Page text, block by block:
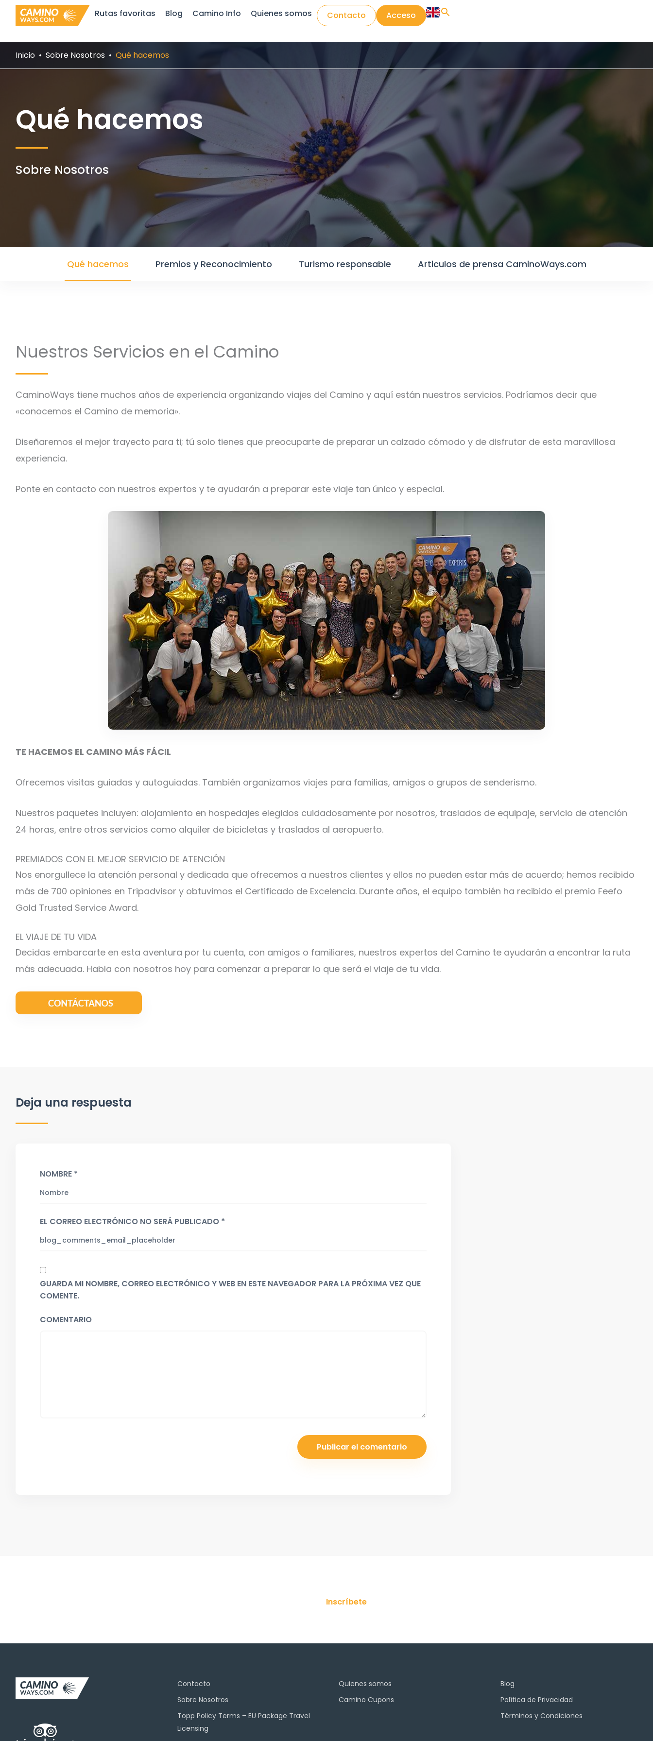
Rutas favoritas Blog Camino Info Quienes somos Contacto Acceso
Inicio Sobre Nosotros Qué hacemos
Qué hacemos
Sobre Nosotros
Qué hacemos Premios y Reconocimiento Turismo responsable Articulos de prensa CaminoWays.com
Nuestros Servicios en el Camino
CaminoWays tiene muchos años de experiencia organizando viajes del Camino y aquí están nuestros servicios. Podríamos decir que
«conocemos el Camino de memoria».
Diseñaremos el mejor trayecto para ti; tú solo tienes que preocuparte de preparar un calzado cómodo y de disfrutar de esta maravillosa
experiencia.
Ponte en contacto con nuestros expertos y te ayudarán a preparar este viaje tan único y especial.
TE HACEMOS EL CAMINO MÁS FÁCIL
Ofrecemos visitas guiadas y autoguiadas. También organizamos viajes para familias, amigos o grupos de senderismo.
Nuestros paquetes incluyen: alojamiento en hospedajes elegidos cuidadosamente por nosotros, traslados de equipaje, servicio de atención
24 horas, entre otros servicios como alquiler de bicicletas y traslados al aeropuerto.
PREMIADOS CON EL MEJOR SERVICIO DE ATENCIÓN
Nos enorgullece la atención personal y dedicada que ofrecemos a nuestros clientes y ellos no pueden estar más de acuerdo; hemos recibido
más de 700 opiniones en Tripadvisor y obtuvimos el Certificado de Excelencia. Durante años, el equipo también ha recibido el premio Feefo
Gold Trusted Service Award.
EL VIAJE DE TU VIDA
Decidas embarcarte en esta aventura por tu cuenta, con amigos o familiares, nuestros expertos del Camino te ayudarán a encontrar la ruta
más adecuada. Habla con nosotros hoy para comenzar a preparar lo que será el viaje de tu vida.
Deja una respuesta
NOMBRE *
EL CORREO ELECTRÓNICO NO SERÁ PUBLICADO *
GUARDA MI NOMBRE, CORREO ELECTRÓNICO Y WEB EN ESTE NAVEGADOR PARA LA PRÓXIMA VEZ QUE
COMENTE.
COMENTARIO
Inscríbete
Contacto
Sobre Nosotros
Topp Policy Terms – EU Package Travel
Licensing
Quienes somos
Camino Cupons
Blog
Política de Privacidad
Términos y Condiciones